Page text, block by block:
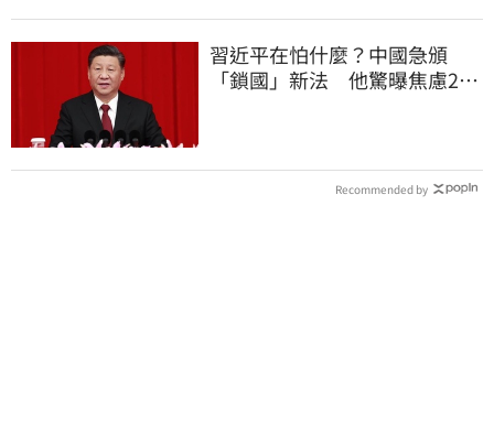
習近平在怕什麼？中國急頒
「鎖國」新法 他驚曝焦慮2
Recommended by